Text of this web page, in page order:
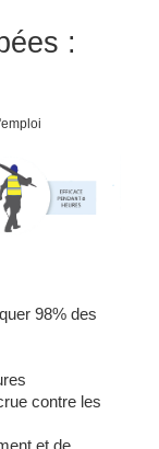
:
98% des
contre les